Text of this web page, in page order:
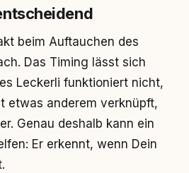
beim Auftauchen des
Das Timing lässt sich
Leckerli funktioniert nicht,
etwas anderem verknüpft,
Genau deshalb kann ein
Er erkennt, wenn Dein